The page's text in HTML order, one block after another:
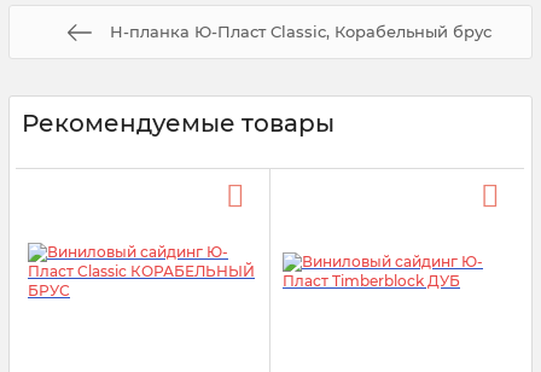
Н-планка Ю-Пласт Classic, Корабельный брус
Рекомендуемые товары